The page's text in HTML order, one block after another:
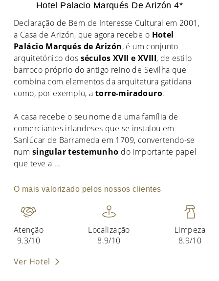
Hotel Palacio Marqués De Arizón 4*
Declaração de Bem de Interesse Cultural em 2001,
a Casa de Arizón, que agora recebe o Hotel
Palácio Marqués de Arizón, é um conjunto
arquitetónico dos séculos XVII e XVIII, de estilo
barroco próprio do antigo reino de Sevilha que
combina com elementos da arquitetura gatidana
como, por exemplo, a torre-miradouro.
A casa recebe o seu nome de uma família de
comerciantes irlandeses que se instalou em
Sanlúcar de Barrameda em 1709, convertendo-se
num singular testemunho do importante papel
que teve a ...
O mais valorizado pelos nossos clientes
Atenção
9.3/10
Localização
8.9/10
Limpeza
8.9/10
Ver Hotel